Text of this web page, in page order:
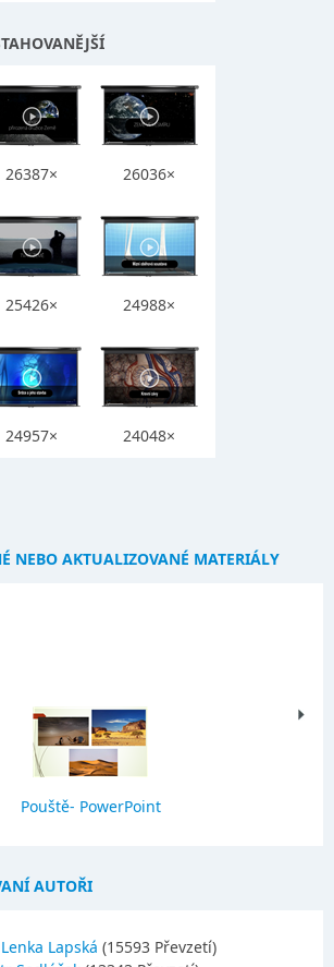
26387× 26036×
25426× 24988×
24957× 24048×
NEBO AKTUALIZOVANÉ MATERIÁLY
Pouště- PowerPoint
AUTOŘI
Lapská (15593 Převzetí)